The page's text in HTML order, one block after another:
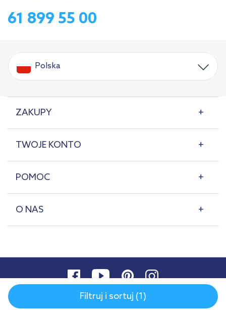
61 899 55 00
Polska
ZAKUPY
TWOJE KONTO
POMOC
O NAS
Filtruj i sortuj (1)